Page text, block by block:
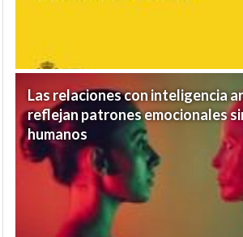
Las relaciones con inteligencia
reflejan patrones emocionales
humanos